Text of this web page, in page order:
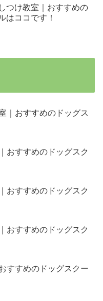
つけ教室｜おすすめの
はココです！
｜おすすめのドッグス
おすすめのドッグスク
おすすめのドッグスク
おすすめのドッグスク
すすめのドッグスクー